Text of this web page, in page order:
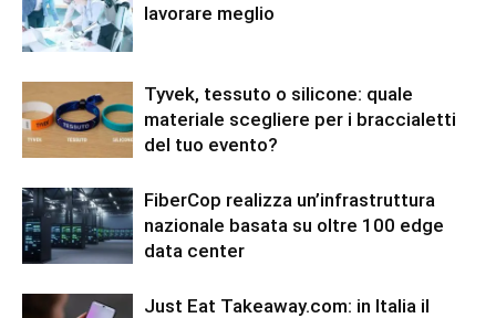
lavorare meglio
Tyvek, tessuto o silicone: quale
materiale scegliere per i braccialetti
del tuo evento?
FiberCop realizza un’infrastruttura
nazionale basata su oltre 100 edge
data center
Just Eat Takeaway.com: in Italia il